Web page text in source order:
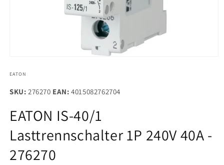
in
öffnen
EATON
SKU: 276270 EAN: 4015082762704
EATON IS-40/1
Lasttrennschalter 1P 240V 40A -
276270